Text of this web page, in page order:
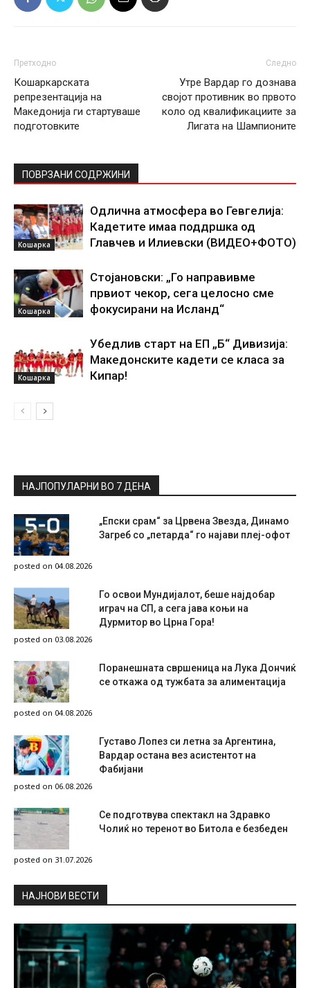
Претходно
Кошаркарската
репрезентација на
Македонија ги стартуваше
подготовките
Следно
Утре Вардар го дознава
својот противник во првото
коло од квалификациите за
Лигата на Шампионите
ПОВРЗАНИ СОДРЖИНИ
Кошарка
Одлична атмосфера во Гевгелија:
Кадетите имаа поддршка од
Главчев и Илиевски (ВИДЕО+ФОТО)
Кошарка
Стојановски: „Го направивме
првиот чекор, сега целосно сме
фокусирани на Исланд“
Кошарка
Убедлив старт на ЕП „Б“ Дивизија:
Македонските кадети се класа за
Кипар!
НАЈПОПУЛАРНИ ВО 7 ДЕНА
„Епски срам“ за Црвена Звезда, Динамо
Загреб со „петарда“ го најави плеј-офот
posted on 04.08.2026
Го освои Мундијалот, беше најдобар
играч на СП, а сега јава коњи на
Дурмитор во Црна Гора!
posted on 03.08.2026
Поранешната свршеница на Лука Дончиќ
се откажа од тужбата за алиментација
posted on 04.08.2026
Густаво Лопез си летна за Аргентина,
Вардар остана вез асистентот на
Фабијани
posted on 06.08.2026
Се подготвува спектакл на Здравко
Чолиќ но теренот во Битола е безбеден
posted on 31.07.2026
НAЈНОВИ ВЕСТИ